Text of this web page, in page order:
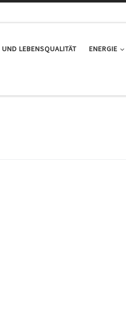
LEBENSQUALITÄT ENERGIE